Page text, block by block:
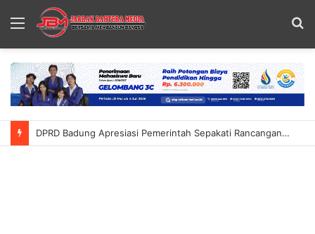
Menu
DPRD Badung Apresiasi Pemerintah Sepakati Rancangan KUA-PPAS 2027 Prioritaskan Belanja Infrastruktur 55 Persen